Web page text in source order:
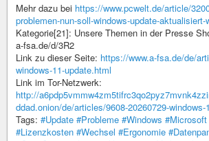
Mehr dazu bei https://www.pcwelt.de/article/
problemen-nun-soll-windows-update-aktualisiert-
Kategorie[21]: Unsere Themen in der Presse
a-fsa.de/d/3R2
Link zu dieser Seite: https://www.a-fsa.de/de/
windows-11-update.html
Link im Tor-Netzwerk:
http://
ddad.onion/de/articles/9608-20260729-windows-
Tags: #Update #Probleme #Windows #Microsoft
#Lizenzkosten #Wechsel #Ergonomie